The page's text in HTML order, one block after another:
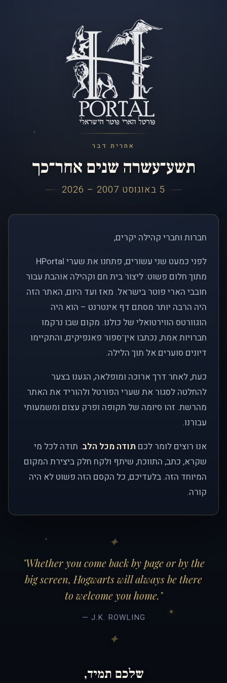
אחרית דבר
תשע־עשרה שנים אחר־כך
5 באוגוסט 2007 – 2026
חברות וחברי קהילה יקרים,
לפני כמעט שני עשורים, פתחנו את שערי HPortal
מתוך חלום פשוט: ליצור בית חם וקהילה אוהבת עבור
חובבי הארי פוטר בישראל. מאז ועד היום, האתר הזה
היה הרבה יותר מסתם דף אינטרנט – הוא היה
הוגוורטס הווירטואלי של כולנו. מקום שבו נרקמו
חברויות אמת, נכתבו אין־ספור פאנפיקים, והתקיימו
דיונים סוערים אל תוך הלילה.
כעת, לאחר דרך ארוכה ומופלאה, הגענו בצער
להחלטה לסגור את שערי הפורטל ולהוריד את האתר
מהרשת. זהו סיומה של תקופה ופרק עצום ומשמעותי
עבורנו.
אנו רוצים לומר לכם תודה מכל הלב. תודה לכל מי
שקרא, כתב, התווכח, שיתף ולקח חלק ביצירת המקום
המיוחד הזה. בלעדיכם, כל הקסם הזה פשוט לא היה
קורה.
"Whether you come back by page or by the
big screen, Hogwarts will always be there
to welcome you home."
— J.K. ROWLING
שלכם תמיד,